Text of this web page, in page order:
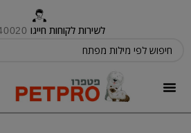
לשירות לקוחות חייגו